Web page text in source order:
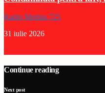
Radio Medias 725
31 iulie 2026
Continue reading
Next post